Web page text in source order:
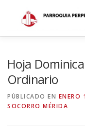
contenido
Hoja
Ordinario
PÚBLICADO EN ENERO
SOCORRO MÉRIDA